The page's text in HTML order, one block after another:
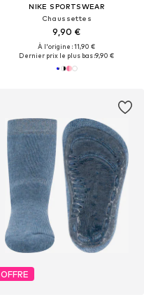
NIKE SPORTSWEAR
Chaussettes
9,90 €
À l'origine : 11,90 €
Dernier prix le plus bas :9,90 €
OFFRE